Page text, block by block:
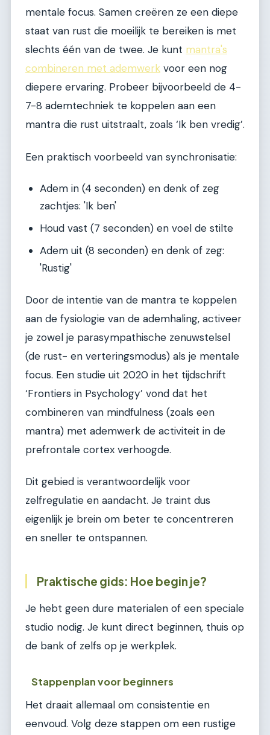
mentale focus. Samen creëren ze een diepe
staat van rust die moeilijk te bereiken is met
slechts één van de twee. Je kunt mantra's
combineren met ademwerk voor een nog
diepere ervaring. Probeer bijvoorbeeld de 4-
7-8 ademtechniek te koppelen aan een
mantra die rust uitstraalt, zoals ‘Ik ben vredig’.
Een praktisch voorbeeld van synchronisatie:
Adem in (4 seconden) en denk of zeg
zachtjes: 'Ik ben'
Houd vast (7 seconden) en voel de stilte
Adem uit (8 seconden) en denk of zeg:
'Rustig'
Door de intentie van de mantra te koppelen
aan de fysiologie van de ademhaling, activeer
je zowel je parasympathische zenuwstelsel
(de rust- en verteringsmodus) als je mentale
focus. Een studie uit 2020 in het tijdschrift
‘Frontiers in Psychology’ vond dat het
combineren van mindfulness (zoals een
mantra) met ademwerk de activiteit in de
prefrontale cortex verhoogde.
Dit gebied is verantwoordelijk voor
zelfregulatie en aandacht. Je traint dus
eigenlijk je brein om beter te concentreren
en sneller te ontspannen.
Praktische gids: Hoe begin je?
Je hebt geen dure materialen of een speciale
studio nodig. Je kunt direct beginnen, thuis op
de bank of zelfs op je werkplek.
Stappenplan voor beginners
Het draait allemaal om consistentie en
eenvoud. Volg deze stappen om een rustige